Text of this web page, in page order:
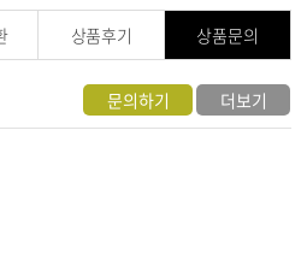
상품후기 상품문의
문의하기 더보기